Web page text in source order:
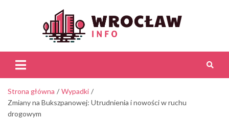
Strona główna
Wypadki
Zmiany na Bukszpanowej: Utrudnienia i nowości w ruchu
drogowym